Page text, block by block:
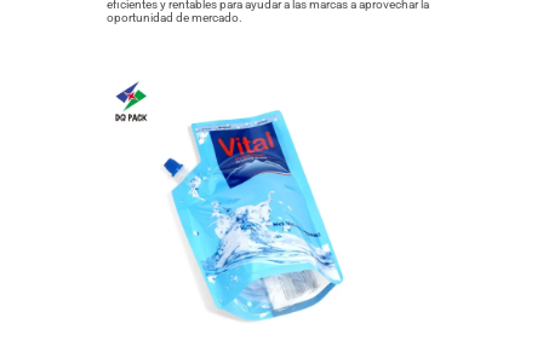
eficientes y rentables para ayudar a las marcas a aprovechar la
oportunidad de mercado.